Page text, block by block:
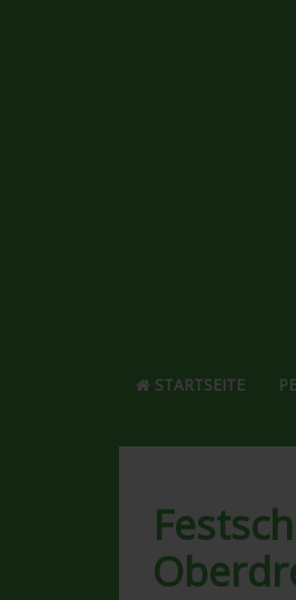
STARTSEITE